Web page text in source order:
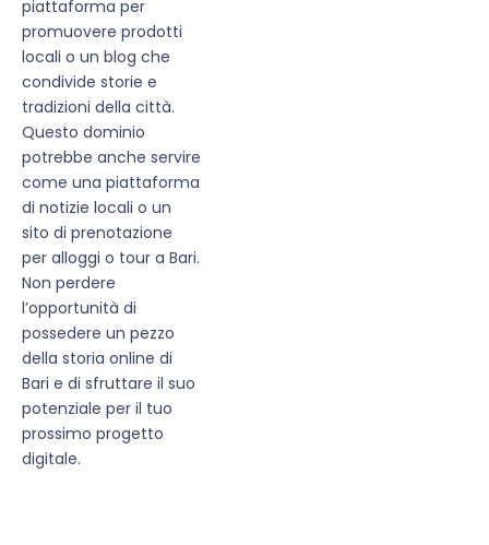
piattaforma per
promuovere prodotti
locali o un blog che
condivide storie e
tradizioni della città.
Questo dominio
potrebbe anche servire
come una piattaforma
di notizie locali o un
sito di prenotazione
per alloggi o tour a Bari.
Non perdere
l’opportunità di
possedere un pezzo
della storia online di
Bari e di sfruttare il suo
potenziale per il tuo
prossimo progetto
digitale.